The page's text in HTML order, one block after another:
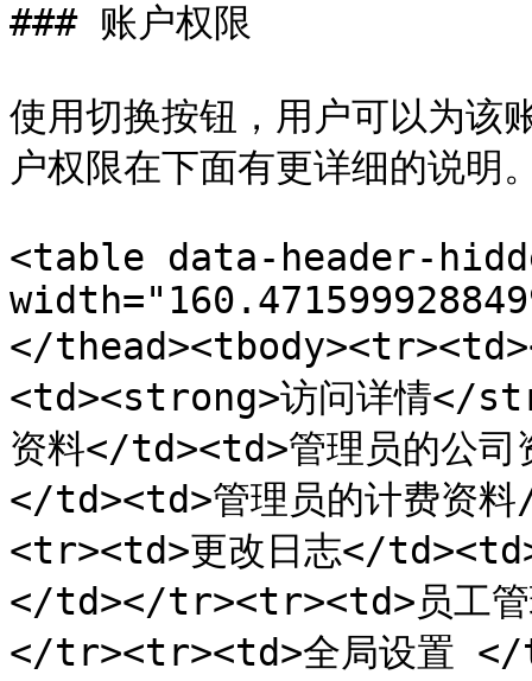
### 账户权限
使用切换按钮，用户可以为该
户权限在下面有更详细的说明
<table data-header-
</
<td><strong>访问详情</
资料</td><td>管理员的公
</td><td>管理员的计费
<tr><td>更改日志</td><td>
</td></tr><tr><td>员工管
</tr><tr><td>全局设置 </